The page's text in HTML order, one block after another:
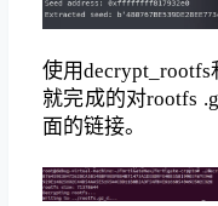
使用
就完成的对rootfs
面的链接。